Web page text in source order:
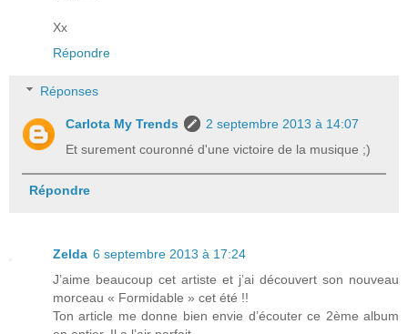
Xx
Répondre
Réponses
Carlota My Trends
2 septembre 2013 à 14:07
Et surement couronné d'une victoire de la musique ;)
Répondre
Zelda 6 septembre 2013 à 17:24
J’aime beaucoup cet artiste et j’ai découvert son nouveau
morceau « Formidable » cet été !!
Ton article me donne bien envie d’écouter ce 2ème album